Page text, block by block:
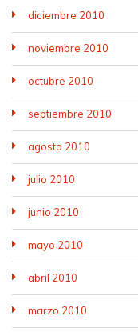
diciembre 2010
noviembre 2010
octubre 2010
septiembre 2010
agosto 2010
julio 2010
junio 2010
mayo 2010
abril 2010
marzo 2010